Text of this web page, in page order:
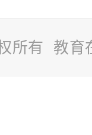
所有 教育